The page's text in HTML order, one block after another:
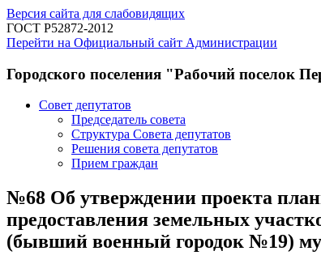
Версия сайта для слабовидящих
ГОСТ Р52872-2012
Перейти на Официальный сайт Администрации
Городского поселения "Рабочий поселок
Совет депутатов
Председатель совета
Структура Совета депутатов
Решения совета депутатов
Прием граждан
№68 Об утверждении проекта
предоставления земельных
(бывший военный городок №19)